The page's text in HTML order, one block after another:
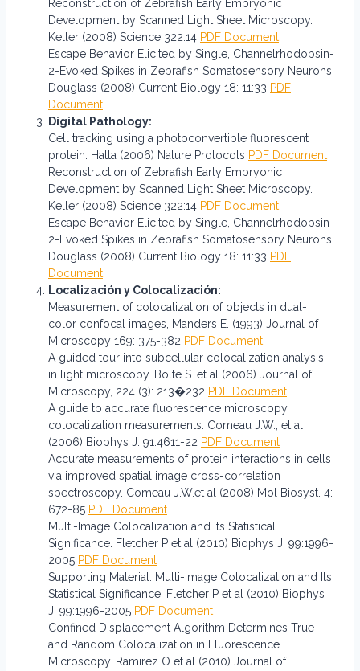
Reconstruction of Zebrafish Early Embryonic
Development by Scanned Light Sheet Microscopy.
Keller (2008) Science 322:14 PDF Document
Escape Behavior Elicited by Single, Channelrhodopsin-
2-Evoked Spikes in Zebrafish Somatosensory Neurons.
Douglass (2008) Current Biology 18: 11:33 PDF
Document
Digital Pathology:
Cell tracking using a photoconvertible fluorescent
protein. Hatta (2006) Nature Protocols PDF Document
Reconstruction of Zebrafish Early Embryonic
Development by Scanned Light Sheet Microscopy.
Keller (2008) Science 322:14 PDF Document
Escape Behavior Elicited by Single, Channelrhodopsin-
2-Evoked Spikes in Zebrafish Somatosensory Neurons.
Douglass (2008) Current Biology 18: 11:33 PDF
Document
Localización y Colocalización:
Measurement of colocalization of objects in dual-
color confocal images, Manders E. (1993) Journal of
Microscopy 169: 375-382 PDF Document
A guided tour into subcellular colocalization analysis
in light microscopy. Bolte S. et al (2006) Journal of
Microscopy, 224 (3): 213�232 PDF Document
A guide to accurate fluorescence microscopy
colocalization measurements. Comeau J.W., et al
(2006) Biophys J. 91:4611-22 PDF Document
Accurate measurements of protein interactions in cells
via improved spatial image cross-correlation
spectroscopy. Comeau J.W.et al (2008) Mol Biosyst. 4:
672-85 PDF Document
Multi-Image Colocalization and Its Statistical
Significance. Fletcher P et al (2010) Biophys J. 99:1996-
2005 PDF Document
Supporting Material: Multi-Image Colocalization and Its
Statistical Significance. Fletcher P et al (2010) Biophys
J. 99:1996-2005 PDF Document
Confined Displacement Algorithm Determines True
and Random Colocalization in Fluorescence
Microscopy. Ramirez O et al (2010) Journal of